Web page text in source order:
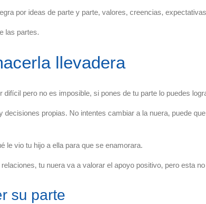
por ideas de parte y parte, valores, creencias,
las partes.
llevadera
pero no es imposible, si pones de tu parte lo puedes
propias. No intentes cambiar a la nuera, puede
le vio tu hijo a ella para que se enamorara.
tu nuera va a valorar el apoyo positivo, pero esta
su parte